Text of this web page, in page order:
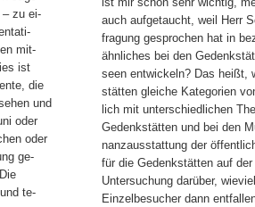
– zu ei-
mit-
ist
die
und
oder
oder
ge-
te-
auch aufgetaucht, weil Herr
fragung gesprochen hat in
ähnliches bei den
seen entwickeln? Das heißt,
stätten gleiche Kategorien
lich mit unterschiedlichen
Gedenkstätten und bei den
nanzausstattung der
für die Gedenkstätten auf
Untersuchung darüber,
Einzelbesucher dann